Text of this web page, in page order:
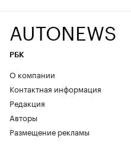
AUTONEWS
РБК
О компании
Контактная информация
Редакция
Авторы
Размещение рекламы